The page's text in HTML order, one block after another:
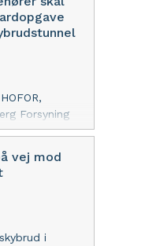
Forsyning
på
anlægge
i
vej mod
i